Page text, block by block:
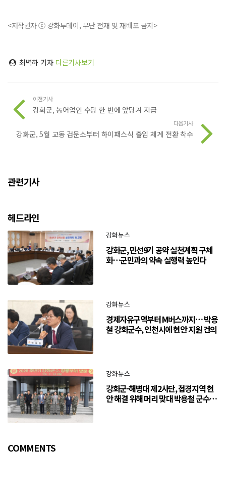
<저작권자 ⓒ 강화투데이, 무단 전재 및 재배포 금지>
최벽하 기자 다른기사보기
이전기사
강화군, 농어업인 수당 한 번에 앞당겨 지급
다음기사
강화군, 5월 교동 검문소부터 하이패스식 출입 체계 전환 착수
관련기사
헤드라인
강화뉴스
강화군, 민선9기 공약 실천계획 구체
화…군민과의 약속 실행력 높인다
강화뉴스
경제자유구역부터 M버스까지… 박용
철 강화군수, 인천시에 현안 지원 건의
강화뉴스
강화군-해병대 제2사단, 접경지역 현
안 해결 위해 머리 맞대 박용철 군수
COMMENTS